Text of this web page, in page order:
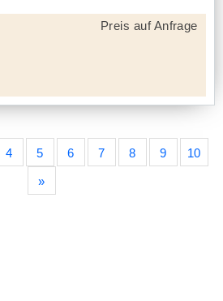
Preis auf Anfrage
4 5 6 7 8 9 10
»